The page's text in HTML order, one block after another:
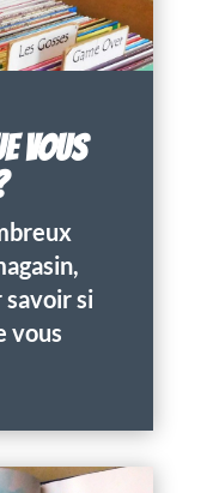
VOUS
si
vous